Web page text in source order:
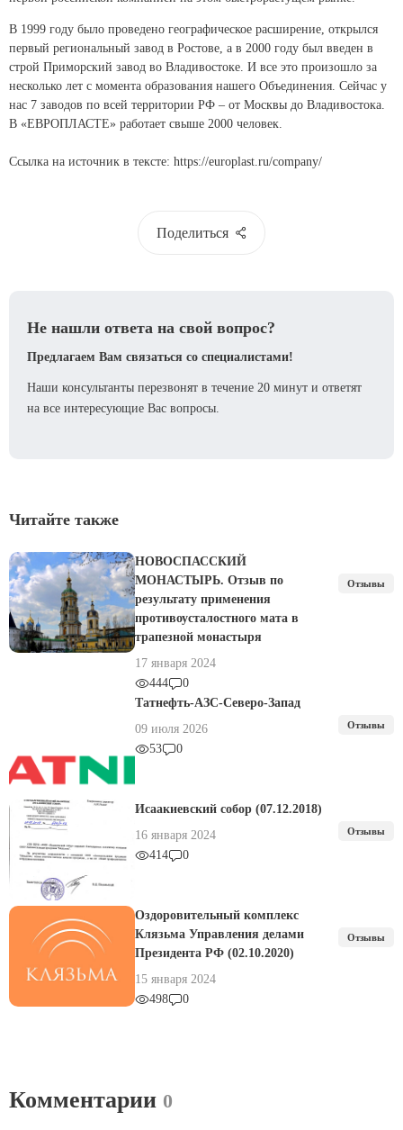
В 1999 году было проведено географическое расширение, открылся
первый региональный завод в Ростове, а в 2000 году был введен в
строй Приморский завод во Владивостоке. И все это произошло за
несколько лет с момента образования нашего Объединения. Сейчас у
нас 7 заводов по всей территории РФ – от Москвы до Владивостока.
В «ЕВРОПЛАСТЕ» работает свыше 2000 человек.
Ссылка на источник в тексте: https://europlast.ru/company/
Поделиться
Не нашли ответа на свой вопрос?
Предлагаем Вам связаться со специалистами!
Наши консультанты перезвонят в течение 20 минут и ответят
на все интересующие Вас вопросы.
Читайте также
НОВОСПАССКИЙ
МОНАСТЫРЬ. Отзыв по
результату применения
противоусталостного мата в
трапезной монастыря
17 января 2024
444
0
Отзывы
Татнефть-АЗС-Северо-Запад
09 июля 2026
53
0
Отзывы
Исаакиевский собор (07.12.2018)
16 января 2024
414
0
Отзывы
Оздоровительный комплекс
Клязьма Управления делами
Президента РФ (02.10.2020)
15 января 2024
498
0
Отзывы
Комментарии 0